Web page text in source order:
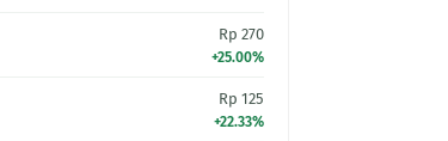
Rp 270
+25.00%
Rp 125
+22.33%